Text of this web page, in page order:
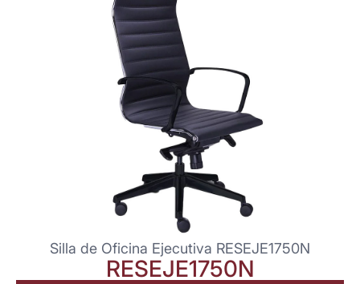
Silla de Oficina Ejecutiva RESEJE1750N
RESEJE1750N